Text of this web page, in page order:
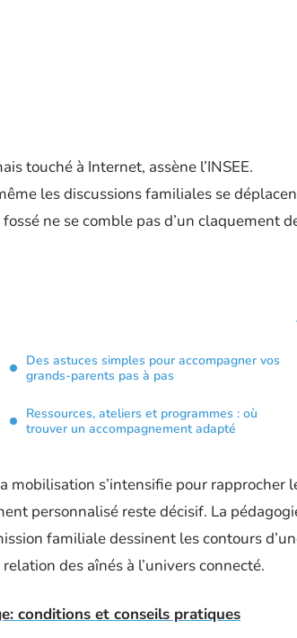
touché à Internet, assène l’INSEE.
les discussions familiales se
ne se comble pas d’un claquement
Des astuces simples pour accompagner vos
grands-parents pas à pas
Ressources, ateliers et programmes : où
trouver un accompagnement adapté
mobilisation s’intensifie pour rapprocher
personnalisé reste décisif. La
familiale dessinent les contours
des aînés à l’univers connecté.
conditions et conseils pratiques